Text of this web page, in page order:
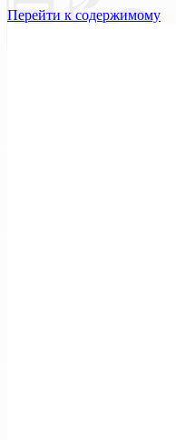
Перейти к содержимому